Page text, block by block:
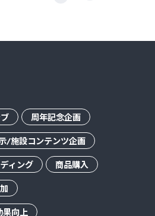
周年記念企画
/施設コンテンツ企画
ィング 商品購入
果向上